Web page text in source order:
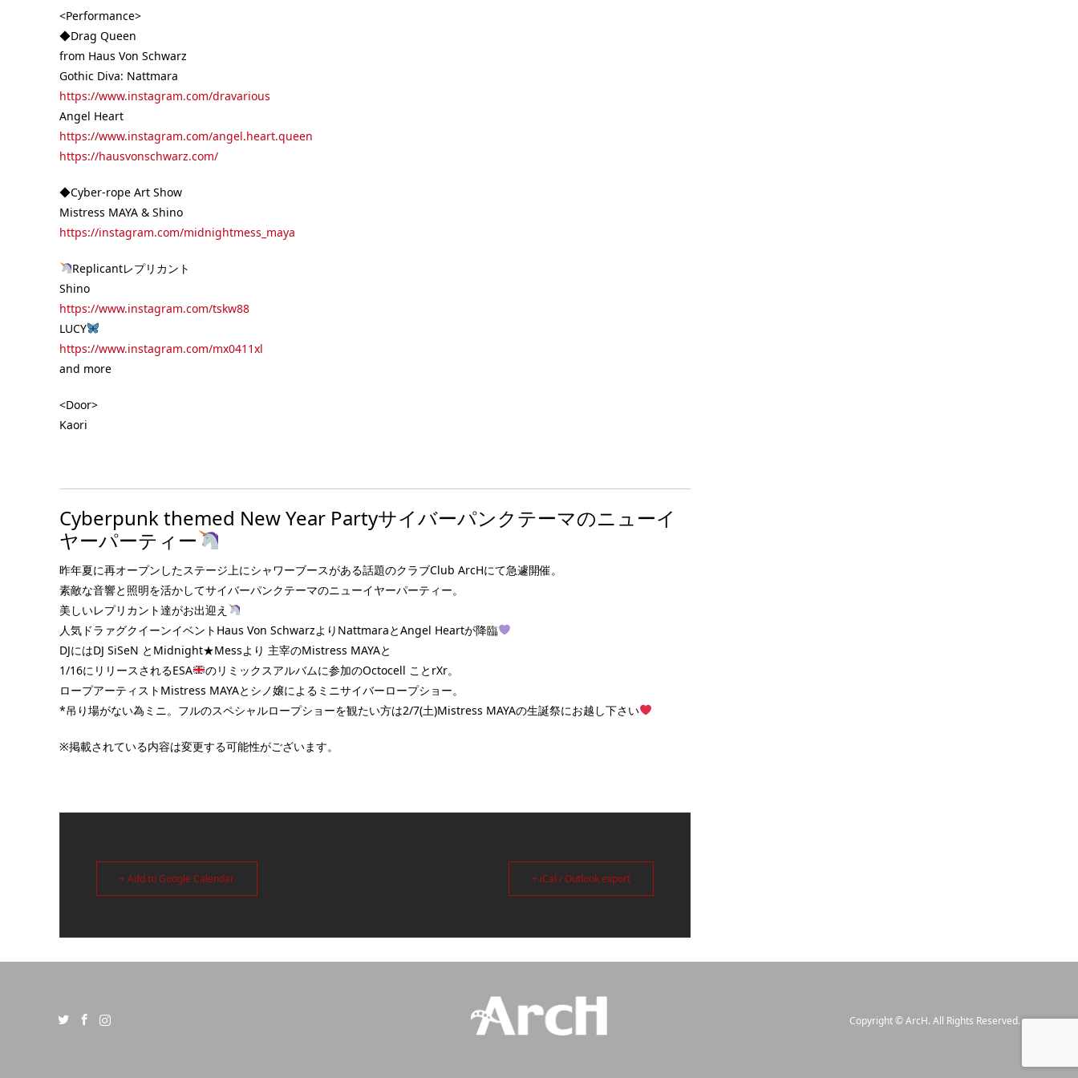
<Performance>
◆Drag Queen
from Haus Von Schwarz
Gothic Diva: Nattmara
https://www.instagram.com/dravarious
Angel Heart
https://www.instagram.com/angel.heart.queen
https://hausvonschwarz.com/
◆Cyber-rope Art Show
Mistress MAYA & Shino
https://instagram.com/midnightmess_maya
Replicantレプリカント
Shino
https://www.instagram.com/tskw88
LUCY
https://www.instagram.com/mx0411xl
and more
<Door>
Kaori
Cyberpunk themed New Year Partyサイバーパンクテーマのニューイ
ヤーパーティー
昨年夏に再オープンしたステージ上にシャワーブースがある話題のクラブClub ArcHにて急遽開催。
素敵な音響と照明を活かしてサイバーパンクテーマのニューイヤーパーティー。
美しいレプリカント達がお出迎え
人気ドラァグクイーンイベントHaus Von SchwarzよりNattmaraとAngel Heartが降臨
DJにはDJ SiSeN とMidnight★Messより 主宰のMistress MAYAと
1/16にリリースされるESA
のリミックスアルバムに参加のOctocell ことrXr。
ロープアーティストMistress MAYAとシノ嬢によるミニサイバーロープショー。
*吊り場がない為ミニ。フルのスペシャルロープショーを観たい方は2/7(土)Mistress MAYAの生誕祭にお越し下さい
※掲載されている内容は変更する可能性がございます。
+ Add to Google Calendar + iCal / Outlook export
Copyright©ArcH. All Rights Reserved.